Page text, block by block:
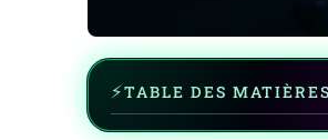
TABLE DES MATIÈRES